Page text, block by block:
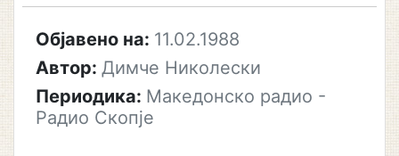
Објавено на: 11.02.1988
Автор: Димче Николески
Периодика: Македонско радио -
Радио Скопје